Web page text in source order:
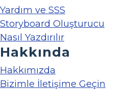
Yardım ve SSS
Storyboard Oluşturucu
Nasıl Yazdırılır
Hakkında
Hakkımızda
Bizimle İletişime Geçin